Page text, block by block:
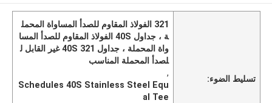
تسليط الضوء:
321 الفولاذ المقاوم للصدأ المساواة المحمل
ة ، جداول 40S الفولاذ المقاوم للصدأ المسا
واة المحملة ، جداول 40S 321 غير القابل ل
لصدأ المحملة المناسب
,
Schedules 40S Stainless Steel Equ
al Tee